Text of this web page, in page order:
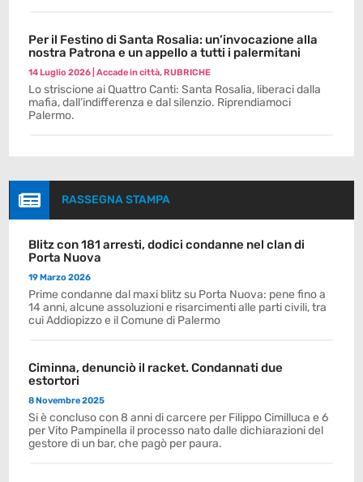
Per il Festino di Santa Rosalia: un’invocazione alla
nostra Patrona e un appello a tutti i palermitani
14 Luglio 2026 |Accade in città,RUBRICHE
Lo striscione ai Quattro Canti: Santa Rosalia, liberaci dalla
mafia, dall’indifferenza e dal silenzio. Riprendiamoci
Palermo.
 RASSEGNA STAMPA
Blitz con 181 arresti, dodici condanne nel clan di
Porta Nuova
19 Marzo 2026
Prime condanne dal maxi blitz su Porta Nuova: pene fino a
14 anni, alcune assoluzioni e risarcimenti alle parti civili, tra
cui Addiopizzo e il Comune di Palermo
Ciminna, denunciò il racket. Condannati due
estortori
8 Novembre 2025
Si è concluso con 8 anni di carcere per Filippo Cimilluca e 6
per Vito Pampinella il processo nato dalle dichiarazioni del
gestore di un bar, che pagò per paura.